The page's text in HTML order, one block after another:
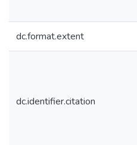
dc.format.extent
dc.identifier.citation